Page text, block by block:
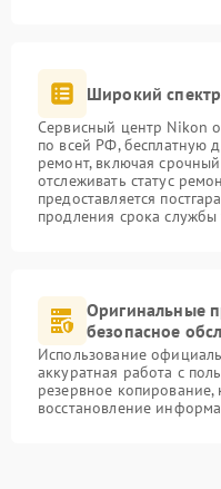
Широкий спектр
Сервисный центр Nikon
по всей РФ, бесплатную
ремонт, включая
отслеживать статус
предоставляется
продления срока службы
Оригинальные
безопасное
Использование
аккуратная работа с
резервное
восстановление